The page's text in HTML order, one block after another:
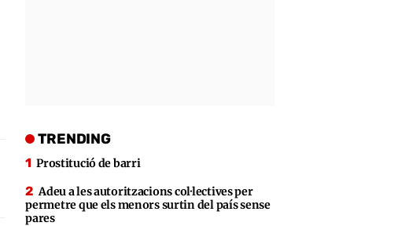
TRENDING
Prostitució de barri
Adeu a les autoritzacions col·lectives per
permetre que els menors surtin del país sense
pares